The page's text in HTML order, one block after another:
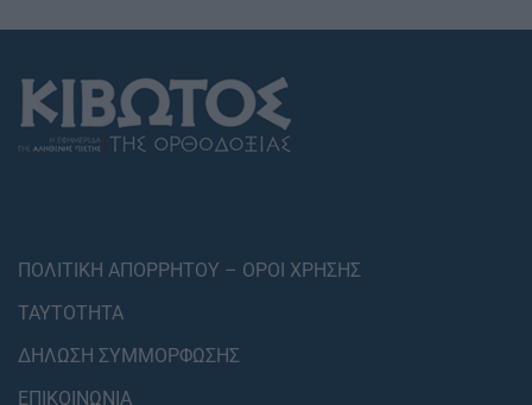
ΠΟΛΙΤΙΚΗ ΑΠΟΡΡΗΤΟΥ – ΟΡΟΙ ΧΡΗΣΗΣ
ΤΑΥΤΟΤΗΤΑ
ΔΗΛΩΣΗ ΣΥΜΜΟΡΦΩΣΗΣ
ΕΠΙΚΟΙΝΩΝΙΑ